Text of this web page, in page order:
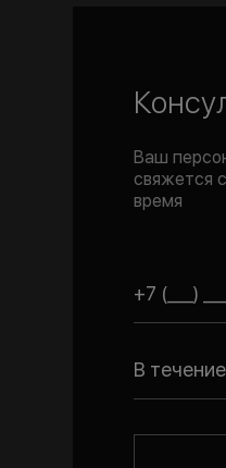
Ваш
свяжется
время
В